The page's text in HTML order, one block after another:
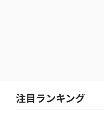
注目ランキング